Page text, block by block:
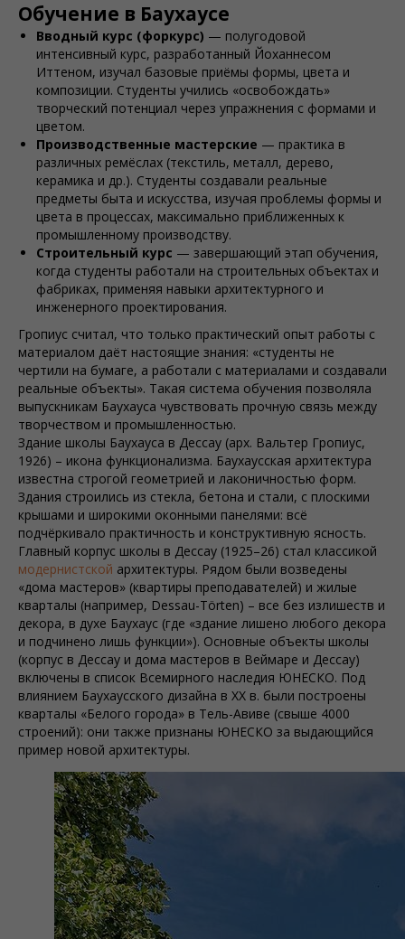
Обучение в Баухауcе
Вводный курс (форкурс) — полугодовой
интенсивный курс, разработанный Йоханнесом
Иттеном, изучал базовые приёмы формы, цвета и
композиции. Студенты учились «освобождать»
творческий потенциал через упражнения с формами и
цветом.
Производственные мастерские — практика в
различных ремёслах (текстиль, металл, дерево,
керамика и др.). Студенты создавали реальные
предметы быта и искусства, изучая проблемы формы и
цвета в процессах, максимально приближенных к
промышленному производству.
Строительный курс — завершающий этап обучения,
когда студенты работали на строительных объектах и
фабриках, применяя навыки архитектурного и
инженерного проектирования.
Гропиус считал, что только практический опыт работы с
материалом даёт настоящие знания: «студенты не
чертили на бумаге, а работали с материалами и создавали
реальные объекты». Такая система обучения позволяла
выпускникам Баухауcа чувствовать прочную связь между
творчеством и промышленностью.
Здание школы Баухауcа в Дессау (арх. Вальтер Гропиус,
1926) – икона функционализма. Баухаусская архитектура
известна строгой геометрией и лаконичностью форм.
Здания строились из стекла, бетона и стали, с плоскими
крышами и широкими оконными панелями: всё
подчёркивало практичность и конструктивную ясность.
Главный корпус школы в Дессау (1925–26) стал классикой
модернистской архитектуры. Рядом были возведены
«дома мастеров» (квартиры преподавателей) и жилые
кварталы (например, Dessau-Törten) – все без излишеств и
декора, в духе Баухаус (где «здание лишено любого декора
и подчинено лишь функции»). Основные объекты школы
(корпус в Дессау и дома мастеров в Веймаре и Дессау)
включены в список Всемирного наследия ЮНЕСКО. Под
влиянием Баухаусского дизайна в XX в. были построены
кварталы «Белого города» в Тель-Авиве (свыше 4000
строений): они также признаны ЮНЕСКО за выдающийся
пример новой архитектуры.